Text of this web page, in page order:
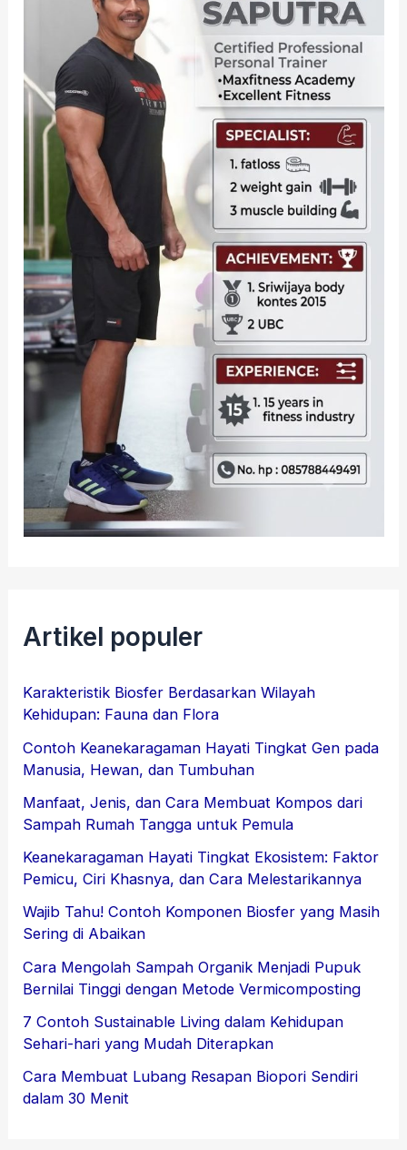
Artikel populer
Karakteristik Biosfer Berdasarkan Wilayah
Kehidupan: Fauna dan Flora
Contoh Keanekaragaman Hayati Tingkat Gen pada
Manusia, Hewan, dan Tumbuhan
Manfaat, Jenis, dan Cara Membuat Kompos dari
Sampah Rumah Tangga untuk Pemula
Keanekaragaman Hayati Tingkat Ekosistem: Faktor
Pemicu, Ciri Khasnya, dan Cara Melestarikannya
Wajib Tahu! Contoh Komponen Biosfer yang Masih
Sering di Abaikan
Cara Mengolah Sampah Organik Menjadi Pupuk
Bernilai Tinggi dengan Metode Vermicomposting
7 Contoh Sustainable Living dalam Kehidupan
Sehari-hari yang Mudah Diterapkan
Cara Membuat Lubang Resapan Biopori Sendiri
dalam 30 Menit